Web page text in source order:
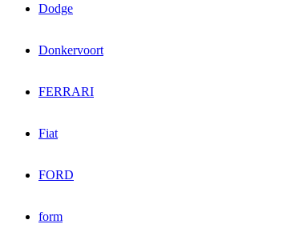
Dodge
Donkervoort
FERRARI
Fiat
FORD
form